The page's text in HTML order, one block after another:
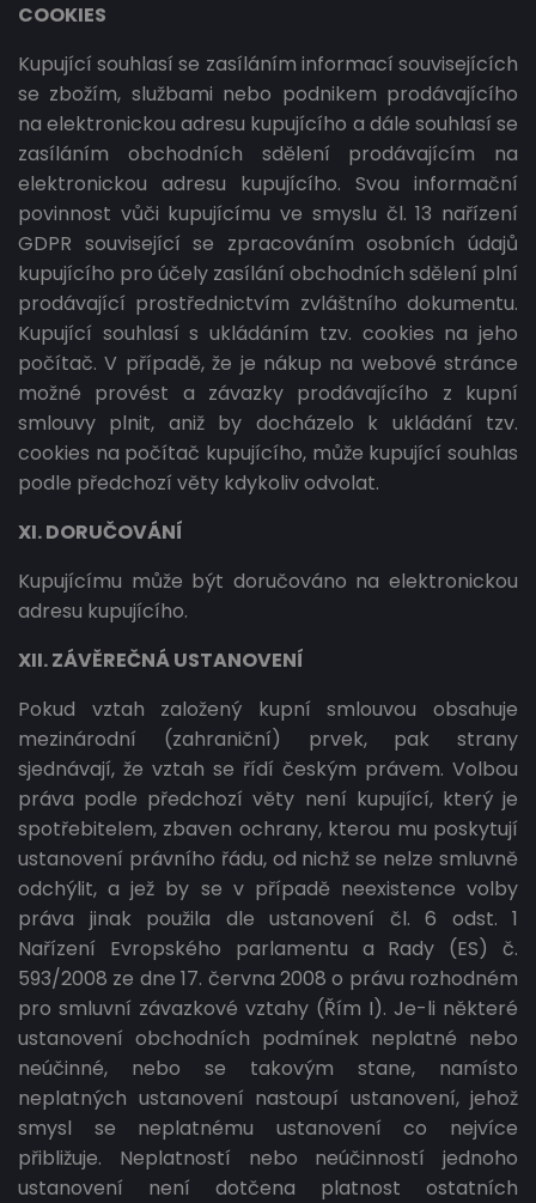
COOKIES
Kupující souhlasí se zasíláním informací souvisejících
se zbožím, službami nebo podnikem prodávajícího
na elektronickou adresu kupujícího a dále souhlasí se
zasíláním obchodních sdělení prodávajícím na
elektronickou adresu kupujícího. Svou informační
povinnost vůči kupujícímu ve smyslu čl. 13 nařízení
GDPR související se zpracováním osobních údajů
kupujícího pro účely zasílání obchodních sdělení plní
prodávající prostřednictvím zvláštního dokumentu.
Kupující souhlasí s ukládáním tzv. cookies na jeho
počítač. V případě, že je nákup na webové stránce
možné provést a závazky prodávajícího z kupní
smlouvy plnit, aniž by docházelo k ukládání tzv.
cookies na počítač kupujícího, může kupující souhlas
podle předchozí věty kdykoliv odvolat.
XI. DORUČOVÁNÍ
Kupujícímu může být doručováno na elektronickou
adresu kupujícího.
XII. ZÁVĚREČNÁ USTANOVENÍ
Pokud vztah založený kupní smlouvou obsahuje
mezinárodní (zahraniční) prvek, pak strany
sjednávají, že vztah se řídí českým právem. Volbou
práva podle předchozí věty není kupující, který je
spotřebitelem, zbaven ochrany, kterou mu poskytují
ustanovení právního řádu, od nichž se nelze smluvně
odchýlit, a jež by se v případě neexistence volby
práva jinak použila dle ustanovení čl. 6 odst. 1
Nařízení Evropského parlamentu a Rady (ES) č.
593/2008 ze dne 17. června 2008 o právu rozhodném
pro smluvní závazkové vztahy (Řím I). Je-li některé
ustanovení obchodních podmínek neplatné nebo
neúčinné, nebo se takovým stane, namísto
neplatných ustanovení nastoupí ustanovení, jehož
smysl se neplatnému ustanovení co nejvíce
přibližuje. Neplatností nebo neúčinností jednoho
ustanovení není dotčena platnost ostatních